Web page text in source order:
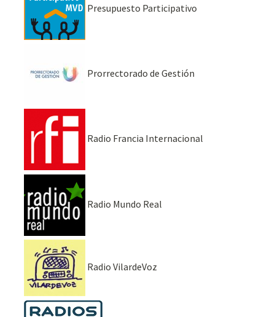
Presupuesto Participativo
Prorrectorado de Gestión
Radio Francia Internacional
Radio Mundo Real
Radio VilardeVoz